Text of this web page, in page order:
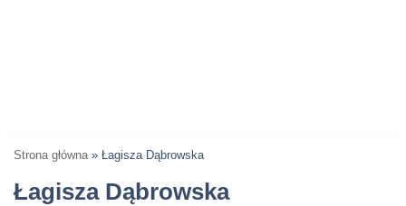
Strona główna » Łagisza Dąbrowska
Łagisza Dąbrowska